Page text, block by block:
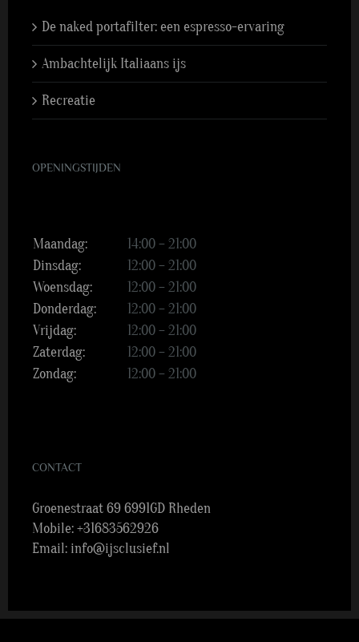
De naked portafilter: een espresso-ervaring
Ambachtelijk Italiaans ijs
Recreatie
OPENINGSTIJDEN
Maandag:
14:00 – 21:00
Dinsdag:
12:00 – 21:00
Woensdag:
12:00 – 21:00
Donderdag:
12:00 – 21:00
Vrijdag:
12:00 – 21:00
Zaterdag:
12:00 – 21:00
Zondag:
12:00 – 21:00
CONTACT
Groenestraat 69 6991GD Rheden
Mobile:+31683562926
Email: info@ijsclusief.nl